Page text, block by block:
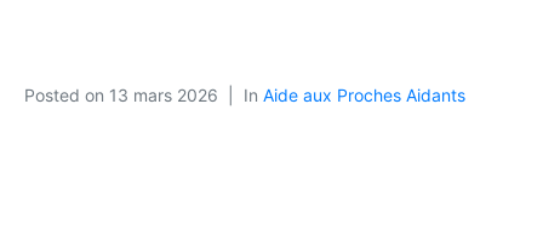
Posted on 13 mars 2026 In Aide aux Proches Aidants